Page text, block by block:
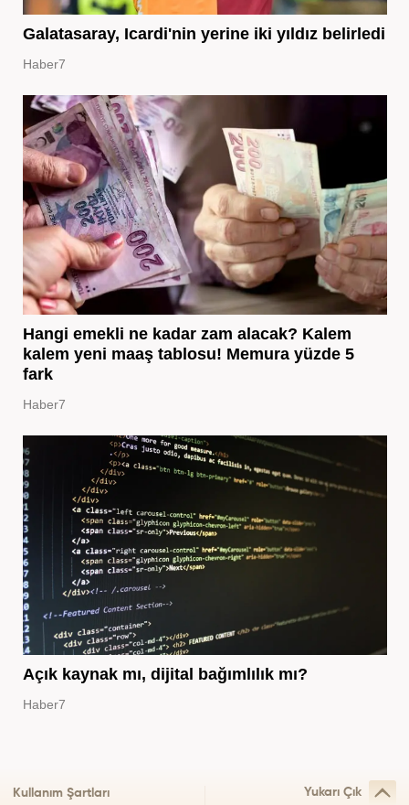
Galatasaray, Icardi'nin yerine iki yıldız belirledi
Haber7
Hangi emekli ne kadar zam alacak? Kalem
kalem yeni maaş tablosu! Memura yüzde 5
fark
Haber7
Açık kaynak mı, dijital bağımlılık mı?
Haber7
Kullanım Şartları Yukarı Çık